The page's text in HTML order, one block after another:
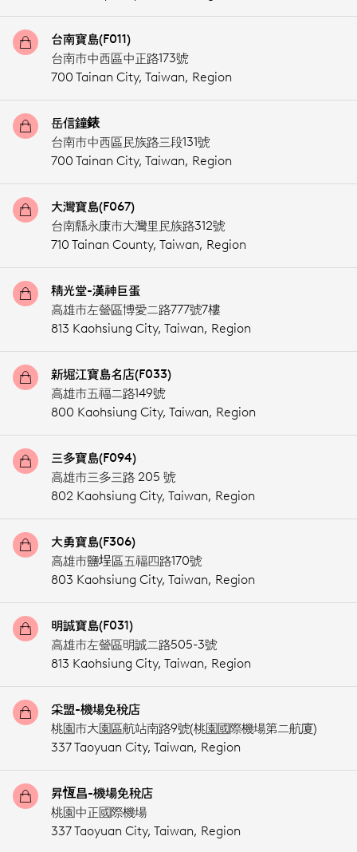
台南寶島(F011)
台南市中西區中正路173號
700 Tainan City, Taiwan, Region
岳信鐘錶
台南市中西區民族路三段131號
700 Tainan City, Taiwan, Region
大灣寶島(F067)
台南縣永康市大灣里民族路312號
710 Tainan County, Taiwan, Region
精光堂-漢神巨蛋
高雄市左營區博愛二路777號7樓
813 Kaohsiung City, Taiwan, Region
新堀江寶島名店(F033)
高雄市五福二路149號
800 Kaohsiung City, Taiwan, Region
三多寶島(F094)
高雄市三多三路 205 號
802 Kaohsiung City, Taiwan, Region
大勇寶島(F306)
高雄市鹽埕區五福四路170號
803 Kaohsiung City, Taiwan, Region
明誠寶島(F031)
高雄市左營區明誠二路505-3號
813 Kaohsiung City, Taiwan, Region
采盟-機場免稅店
桃園市大園區航站南路9號(桃園國際機場第二航廈)
337 Taoyuan City, Taiwan, Region
昇恆昌-機場免稅店
桃園中正國際機場
337 Taoyuan City, Taiwan, Region